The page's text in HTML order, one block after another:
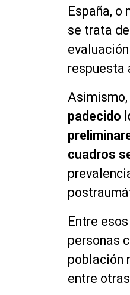
España, o
se trata
respuesta
Asimismo,
padecido
cuadros
Entre
personas
población
entre